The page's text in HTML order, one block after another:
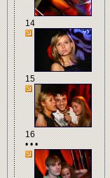
14
15
16
• • •